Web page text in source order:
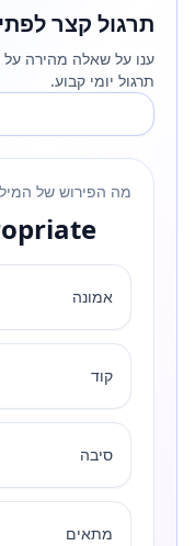
תרגול קצר
ענו על שאלה מהירה על
תרגול יומי קבוע.
מה הפירוש של
אמונה
קוד
סיבה
מתאים